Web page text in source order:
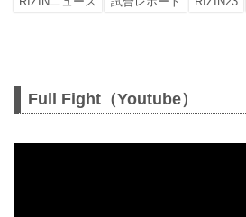
Full Fight（Youtube）